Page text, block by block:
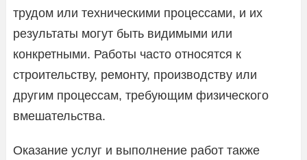
трудом или техническими процессами, и их
результаты могут быть видимыми или
конкретными. Работы часто относятся к
строительству, ремонту, производству или
другим процессам, требующим физического
вмешательства.
Оказание услуг и выполнение работ также